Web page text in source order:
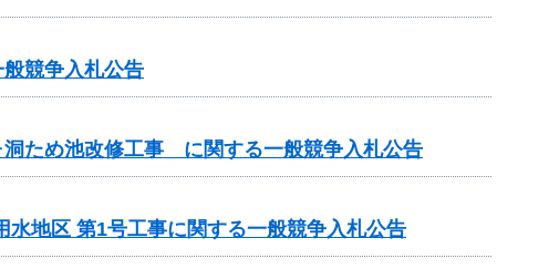
競争入札公告
ため池改修工事 に関する一般競争入札公告
水地区 第1号工事に関する一般競争入札公告